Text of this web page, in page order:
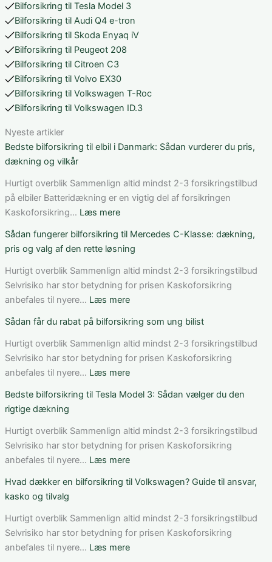
Bilforsikring til Tesla Model 3
Bilforsikring til Audi Q4 e-tron
Bilforsikring til Skoda Enyaq iV
Bilforsikring til Peugeot 208
Bilforsikring til Citroen C3
Bilforsikring til Volvo EX30
Bilforsikring til Volkswagen T-Roc
Bilforsikring til Volkswagen ID.3
Nyeste artikler
Bedste bilforsikring til elbil i Danmark: Sådan vurderer du pris,
dækning og vilkår
Hurtigt overblik Sammenlign altid mindst 2-3 forsikringstilbud
på elbiler Batteridækning er en vigtig del af forsikringen
Kaskoforsikring… Læs mere:
bilforsikring
til
elbil
i
Danmark:
vurderer
du
pris,
dækning
vilkår
Sådan fungerer bilforsikring til Mercedes C-Klasse: dækning,
pris og valg af den rette løsning
Hurtigt overblik Sammenlign altid mindst 2-3 forsikringstilbud
Selvrisiko har stor betydning for prisen Kaskoforsikring
anbefales til nyere… Læs mere:
fungerer
bilforsikring
til
Mercedes
Klasse:
pris
og
valg
den
løsning
Sådan får du rabat på bilforsikring som ung bilist
Hurtigt overblik Sammenlign altid mindst 2-3 forsikringstilbud
Selvrisiko har stor betydning for prisen Kaskoforsikring
anbefales til nyere… Læs mere:
får
rabat
på
bilforsikring
ung
Bedste bilforsikring til Tesla Model 3: Sådan vælger du den
rigtige dækning
Hurtigt overblik Sammenlign altid mindst 2-3 forsikringstilbud
Selvrisiko har stor betydning for prisen Kaskoforsikring
anbefales til nyere… Læs mere:
bilforsikring
Tesla
Model
3:
Hvad dækker en bilforsikring til Volkswagen? Guide til ansvar,
kasko og tilvalg
Hurtigt overblik Sammenlign altid mindst 2-3 forsikringstilbud
Selvrisiko har stor betydning for prisen Kaskoforsikring
anbefales til nyere… Læs mere: